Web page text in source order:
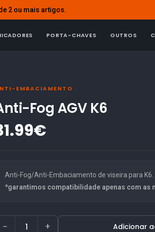
2 ou mais artigos.
PORTA-CHAVES OUTROS
EMBACIAMENTO
Fog AGV K6
Anti-Fog/Anti-Embaciamento de viseira para K6.
*garantimos compatibilidade apenas com as
− + Adicionar